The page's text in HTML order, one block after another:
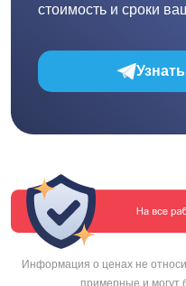
стоимость и сроки
Информация о ценах не
примерные и могут